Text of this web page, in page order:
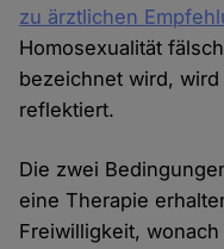
zu ärztlichen
Homosexualität
bezeichnet wird,
reflektiert.
Die zwei
eine Therapie
Freiwilligkeit,